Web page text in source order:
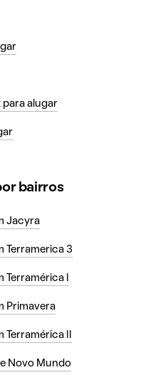
alugar
bairros
Jacyra
Terramerica 3
I
Primavera
II
Novo Mundo